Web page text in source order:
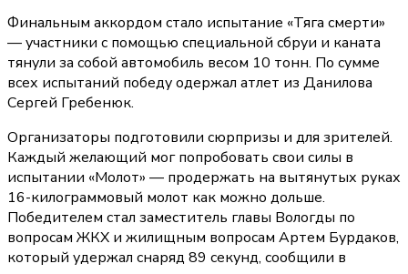
Финальным аккордом стало испытание «Тяга смерти»
— участники с помощью специальной сбруи и каната
тянули за собой автомобиль весом 10 тонн. По сумме
всех испытаний победу одержал атлет из Данилова
Сергей Гребенюк.
Организаторы подготовили сюрпризы и для зрителей.
Каждый желающий мог попробовать свои силы в
испытании «Молот» — продержать на вытянутых руках
16-килограммовый молот как можно дольше.
Победителем стал заместитель главы Вологды по
вопросам ЖКХ и жилищным вопросам Артем Бурдаков,
который удержал снаряд 89 секунд, сообщили в